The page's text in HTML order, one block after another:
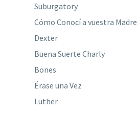
Suburgatory
Cómo Conocí a vuestra Madre
Dexter
Buena Suerte Charly
Bones
Érase una Vez
Luther